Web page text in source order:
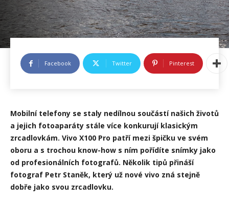
Facebook Twitter Pinterest
Mobilní telefony se staly nedílnou součástí našich životů
a jejich fotoaparáty stále více konkurují klasickým
zrcadlovkám. Vivo X100 Pro patří mezi špičku ve svém
oboru a s trochou know-how s ním pořídíte snímky jako
od profesionálních fotografů. Několik tipů přináší
fotograf Petr Staněk, který už nové vivo zná stejně
dobře jako svou zrcadlovku.